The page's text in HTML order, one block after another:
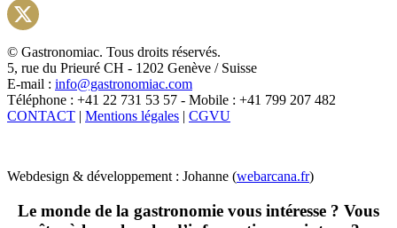
X
© Gastronomiac. Tous droits réservés.
5, rue du Prieuré CH - 1202 Genève / Suisse
E-mail : info@gastronomiac.com
Téléphone : +41 22 731 53 57 - Mobile : +41 799 207 482
CONTACT | Mentions légales | CGVU
Webdesign & développement : Johanne (webarcana.fr)
Le monde de la gastronomie vous intéresse ? Vous